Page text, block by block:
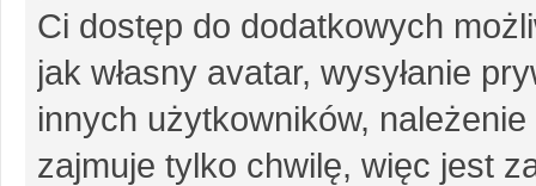
Ci dostęp do dodatkowych
jak własny avatar, wysyłanie
innych użytkowników,
zajmuje tylko chwilę, więc jest